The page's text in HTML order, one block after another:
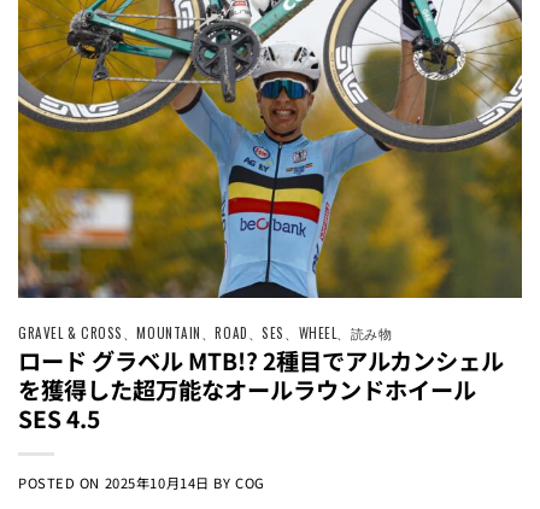
GRAVEL & CROSS 、MOUNTAIN 、ROAD 、SES WHEEL 読み物
ロード グラベル MTB!? 2種目でアルカンシェル
を獲得した超万能なオールラウンドホイール
SES 4.5
POSTED ON 2025年10月14日 BYCOG